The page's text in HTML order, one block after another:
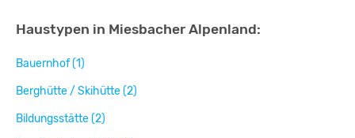
Haustypen in Miesbacher Alpenland:
Bauernhof (1)
Berghütte / Skihütte (2)
Bildungsstätte (2)